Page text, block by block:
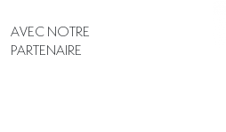
AVEC NOTRE
PARTENAIRE